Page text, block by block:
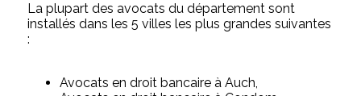
La plupart des avocats du département sont
installés dans les 5 villes les plus grandes suivantes
:
Avocats en droit bancaire à Auch,